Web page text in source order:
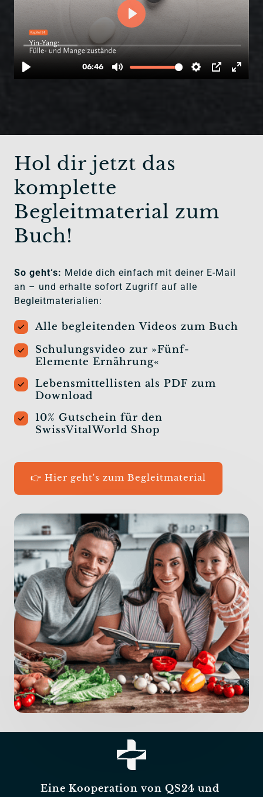
Hol dir jetzt das
komplette
Begleitmaterial zum
Buch!
So geht‘s: Melde dich einfach mit deiner E-Mail
an – und erhalte sofort Zugriff auf alle
Begleitmaterialien:
Alle begleitenden Videos zum Buch
Schulungsvideo zur »Fünf-
Elemente Ernährung«
Lebensmittellisten als PDF zum
Download
10% Gutschein für den
SwissVitalWorld Shop
👉 Hier geht's zum Begleitmaterial
Eine Kooperation von QS24 und